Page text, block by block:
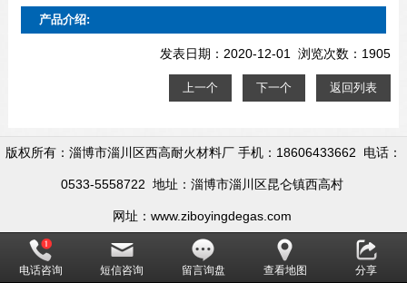
产品介绍:
发表日期：2020-12-01 浏览次数：1905
上一个 下一个 返回列表
版权所有：淄博市淄川区西高耐火材料厂 手机：18606433662 电话：
0533-5558722 地址：淄博市淄川区昆仑镇西高村
网址：www.ziboyingdegas.com
电话咨询 短信咨询 留言询盘 查看地图 分享